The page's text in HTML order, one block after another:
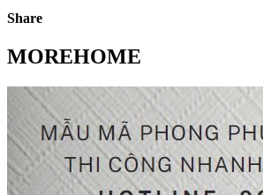
Share
MOREHOME